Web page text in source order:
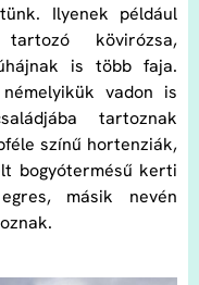
Ilyenek például
kövirózsa,
is több faja.
vadon is
tartoznak
színű hortenziák,
bogyótermésű kerti
másik nevén